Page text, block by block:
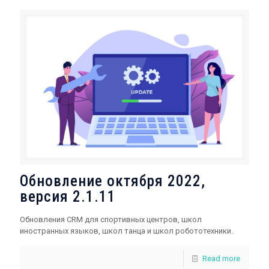
Обновление октября 2022,
версия 2.1.11
Обновления CRM для спортивных центров, школ
иностранных языков, школ танца и школ робототехники.
Read more